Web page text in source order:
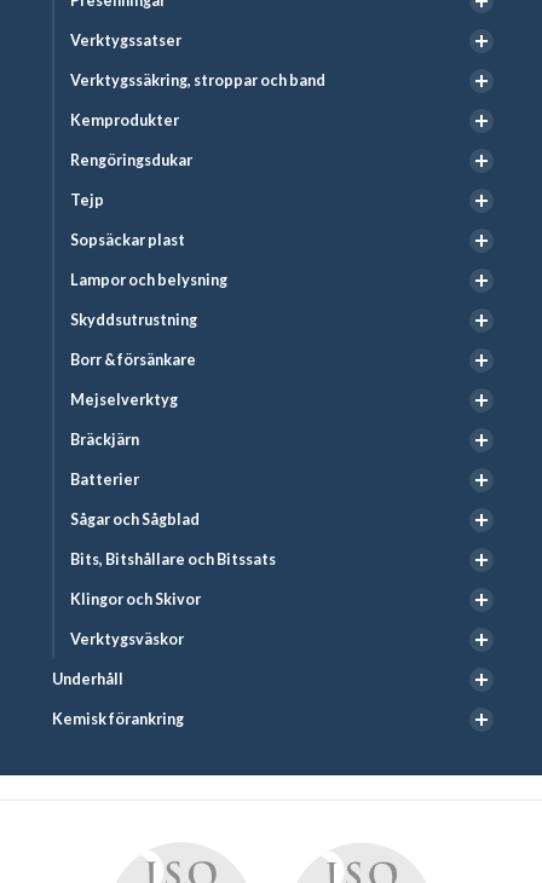
Verktygssatser
Verktygssäkring, stroppar och band
Kemprodukter
Rengöringsdukar
Tejp
Sopsäckar plast
Lampor och belysning
Skyddsutrustning
Borr & försänkare
Mejselverktyg
Bräckjärn
Batterier
Sågar och Sågblad
Bits, Bitshållare och Bitssats
Klingor och Skivor
Verktygsväskor
Underhåll
Kemisk förankring